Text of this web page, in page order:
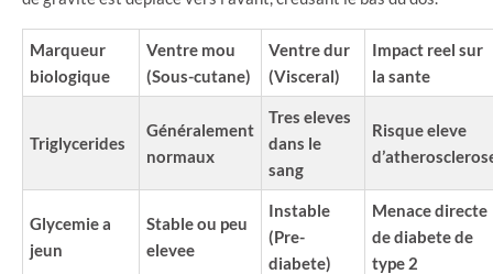
Marqueur
biologique
Ventre mou
(Sous-cutane)
Ventre dur
(Visceral)
Impact reel sur
la sante
Triglycerides
Généralement
normaux
Tres eleves
dans le
sang
Risque eleve
Glycemie a
jeun
Stable ou peu
elevee
Instable
(Pre-
diabete)
Menace directe
de diabete de
type 2